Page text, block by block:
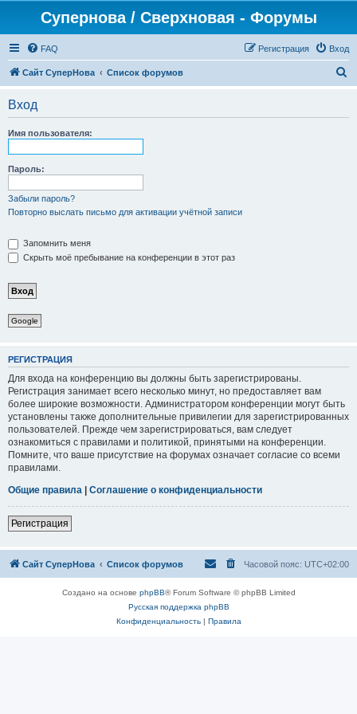
Супернова / Сверхновая - Форумы
FAQ Вход
Регистрация
Сайт СуперНова Список форумов
Вход
Имя пользователя:
Пароль:
Забыли пароль?
Повторно выслать письмо для активации учётной записи
Запомнить меня
Скрыть моё пребывание на конференции в этот раз
Google
РЕГИСТРАЦИЯ
Для входа на конференцию вы должны быть зарегистрированы.
Регистрация занимает всего несколько минут, но предоставляет вам
более широкие возможности. Администратором конференции могут быть
установлены также дополнительные привилегии для зарегистрированных
пользователей. Прежде чем зарегистрироваться, вам следует
ознакомиться с правилами и политикой, принятыми на конференции.
Помните, что ваше присутствие на форумах означает согласие со всеми
правилами.
Общие правила | Соглашение о конфиденциальности
Регистрация
Сайт СуперНова Список форумов Часовой пояс: UTC+02:00
Создано на основе phpBB® Forum Software © phpBB Limited
Русская поддержка phpBB
Конфиденциальность| Правила